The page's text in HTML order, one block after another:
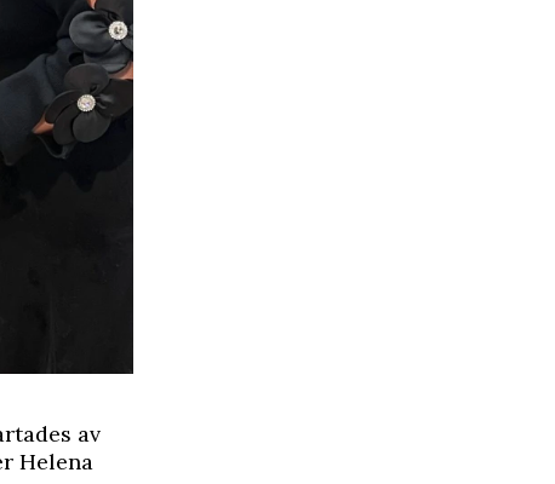
av
Helena